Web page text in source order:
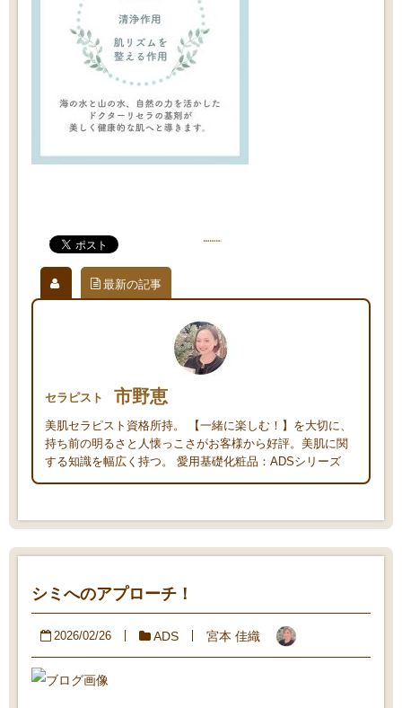
最新の記事
セラピスト 市野恵
美肌セラピスト資格所持。 【一緒に楽しむ！】を大切に、
持ち前の明るさと人懐っこさがお客様から好評。美肌に関
する知識を幅広く持つ。 愛用基礎化粧品：ADSシリーズ
シミへのアプローチ！
2026/02/26 ADS 宮本 佳織